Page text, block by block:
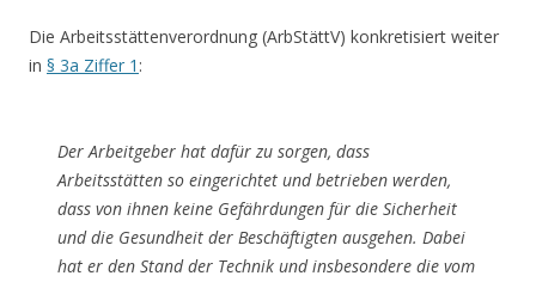
Die Arbeitsstättenverordnung (ArbStättV) konkretisiert weiter
in § 3a Ziffer 1 :
Der Arbeitgeber hat dafür zu sorgen, dass
Arbeitsstätten so eingerichtet und betrieben werden,
dass von ihnen keine Gefährdungen für die Sicherheit
und die Gesundheit der Beschäftigten ausgehen. Dabei
hat er den Stand der Technik und insbesondere die vom